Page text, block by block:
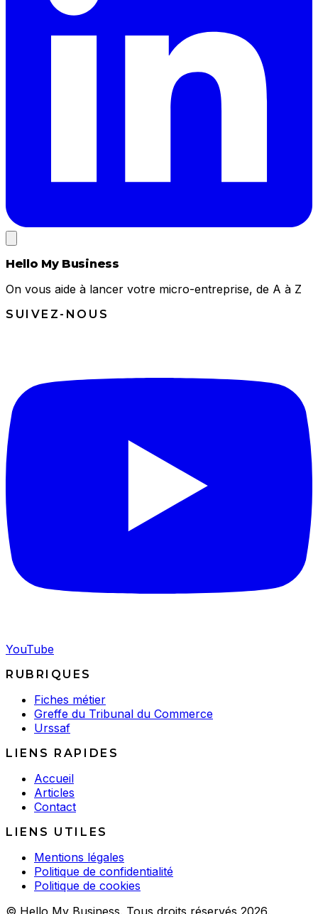
Hello My Business
On vous aide à lancer votre micro-entreprise, de A à Z
SUIVEZ-NOUS
YouTube
RUBRIQUES
Fiches métier
Greffe du Tribunal du Commerce
Urssaf
LIENS RAPIDES
Accueil
Articles
Contact
LIENS UTILES
Mentions légales
Politique de confidentialité
Politique de cookies
© Hello My Business. Tous droits réservés 2026.